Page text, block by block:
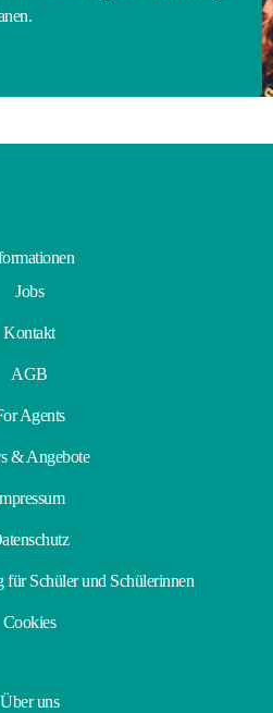
Jobs
Kontakt
AGB
Agents
& Angebote
für Schüler und Schülerinnen
Cookies
Über uns